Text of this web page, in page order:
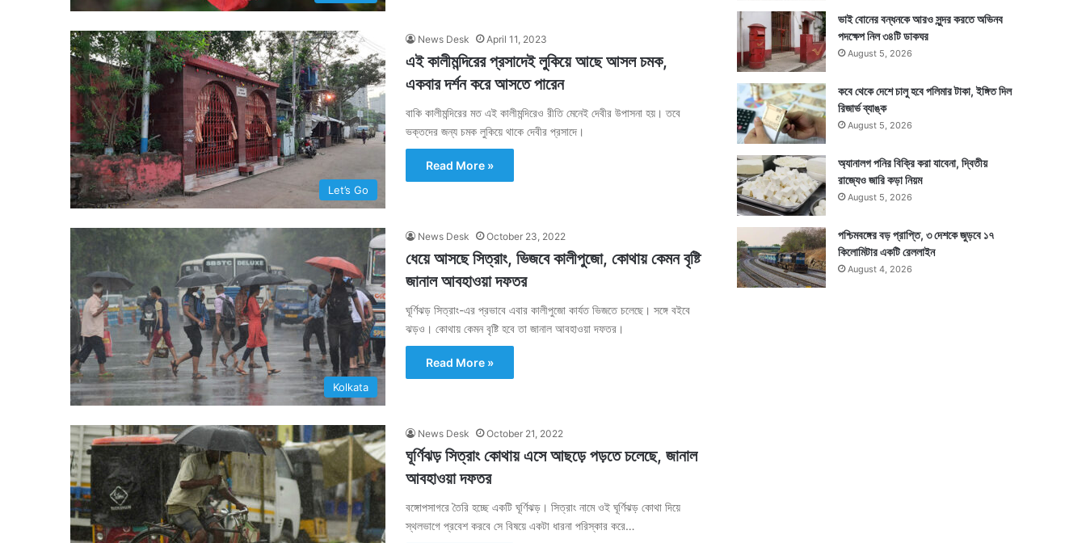
Let’s Go
News Desk April 11, 2023
এই কালীমন্দিরের প্রসাদেই লুকিয়ে আছে আসল চমক,
একবার দর্শন করে আসতে পারেন
বাকি কালীমন্দিরের মত এই কালীমন্দিরেও রীতি মেনেই দেবীর উপাসনা হয়। তবে
ভক্তদের জন্য চমক লুকিয়ে থাকে দেবীর প্রসাদে।
Read More »
Kolkata
News Desk October 23, 2022
ধেয়ে আসছে সিত্রাং, ভিজবে কালীপুজো, কোথায় কেমন বৃষ্টি
জানাল আবহাওয়া দফতর
ঘূর্ণিঝড় সিত্রাং-এর প্রভাবে এবার কালীপুজো কার্যত ভিজতে চলেছে। সঙ্গে বইবে
ঝড়ও। কোথায় কেমন বৃষ্টি হবে তা জানাল আবহাওয়া দফতর।
Read More »
News Desk October 21, 2022
ঘূর্ণিঝড় সিত্রাং কোথায় এসে আছড়ে পড়তে চলেছে, জানাল
আবহাওয়া দফতর
বঙ্গোপসাগরে তৈরি হচ্ছে একটি ঘূর্ণিঝড়। সিত্রাং নামে ওই ঘূর্ণিঝড় কোথা দিয়ে
স্থলভাগে প্রবেশ করবে সে বিষয়ে একটা ধারনা পরিস্কার করে…
ভাই বোনের বন্ধনকে আরও সুন্দর করতে অভিনব
পদক্ষেপ নিল ৩৪টি ডাকঘর
August 5, 2026
কবে থেকে দেশে চালু হবে পলিমার টাকা, ইঙ্গিত দিল
রিজার্ভ ব্যাঙ্ক
August 5, 2026
অ্যানালগ পনির বিক্রি করা যাবেনা, দ্বিতীয়
রাজ্যেও জারি কড়া নিয়ম
August 5, 2026
পশ্চিমবঙ্গের বড় প্রাপ্তি, ৩ দেশকে জুড়বে ১৭
কিলোমিটার একটি রেললাইন
August 4, 2026